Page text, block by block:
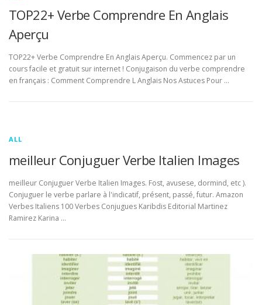
TOP22+ Verbe Comprendre En Anglais
Aperçu
TOP22+ Verbe Comprendre En Anglais Aperçu. Commencez par un
cours facile et gratuit sur internet ! Conjugaison du verbe comprendre
en français : Comment Comprendre L Anglais Nos Astuces Pour …
ALL
meilleur Conjuguer Verbe Italien Images
meilleur Conjuguer Verbe Italien Images. Fost, avusese, dormind, etc ).
Conjuguer le verbe parlare à l'indicatif, présent, passé, futur. Amazon
Verbes Italiens 100 Verbes Conjugues Karibdis Editorial Martinez
Ramirez Karina …